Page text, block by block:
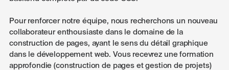
Pour renforcer notre équipe, nous recherchons un nouveau
collaborateur enthousiaste dans le domaine de la
construction de pages, ayant le sens du détail graphique
dans le développement web. Vous recevrez une formation
approfondie (construction de pages et gestion de projets)